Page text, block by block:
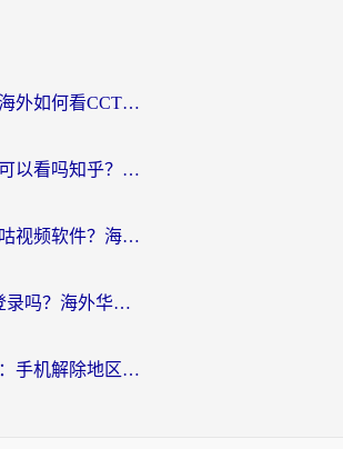
海外党亲测：在海外如何看CCTV？告别“仅限大陆播放”的实用指南
央视影音在海外可以看吗知乎？留学生亲测：3步解决地域限制+追剧自由
在国外怎么看咪咕视频软件？海外党亲测有效的回国加速方案
12123在国外能登录吗？海外华人必看的回国加速实用指南
海外党追剧必备：手机解除地区限制app怎么选？解决央视视频&国内剧地区限制全指南